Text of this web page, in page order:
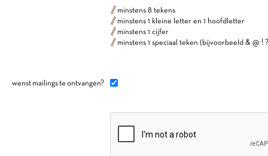
minstens 8 tekens
minstens 1 kleine letter en 1 hoofdletter
minstens 1 cijfer
minstens 1 speciaal teken (bijvoorbeeld & @ !
wenst mailings te ontvangen?